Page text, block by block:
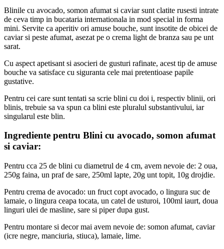
Blinile cu avocado, somon afumat si caviar sunt clatite rusesti intrate
de ceva timp in bucataria internationala in mod special in forma
mini. Servite ca aperitiv ori amuse bouche, sunt insotite de obicei de
caviar si peste afumat, asezat pe o crema light de branza sau pe unt
sarat.
Cu aspect apetisant si asocieri de gusturi rafinate, acest tip de amuse
bouche va satisface cu siguranta cele mai pretentioase papile
gustative.
Pentru cei care sunt tentati sa scrie blini cu doi i, respectiv blinii, ori
blinis, trebuie sa va spun ca blini este pluralul substantivului, iar
singularul este blin.
Ingrediente pentru Blini cu avocado, somon afumat
si caviar:
Pentru cca 25 de blini cu diametrul de 4 cm, avem nevoie de: 2 oua,
250g faina, un praf de sare, 250ml lapte, 20g unt topit, 10g drojdie.
Pentru crema de avocado: un fruct copt avocado, o lingura suc de
lamaie, o lingura ceapa tocata, un catel de usturoi, 100ml iaurt, doua
linguri ulei de masline, sare si piper dupa gust.
Pentru montare si decor mai avem nevoie de: somon afumat, caviar
(icre negre, manciuria, stiuca), lamaie, lime.